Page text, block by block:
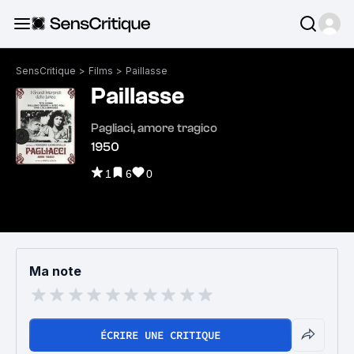
SensCritique > Films > Paillasse
Paillasse
Pagliaci, amore tragico
1950
1 6 0
Ma note
ÉCRIRE UNE CRITIQUE